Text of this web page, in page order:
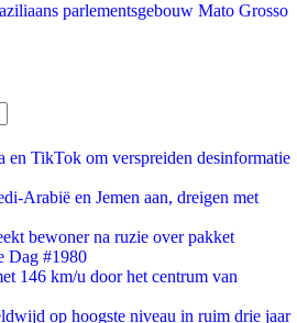
parlementsgebouw Mato Grosso
en TikTok om verspreiden desinformatie
Arabië en Jemen aan, dreigen met
bewoner na ruzie over pakket
Dag #1980
146 km/u door het centrum van
op hoogste niveau in ruim drie jaar